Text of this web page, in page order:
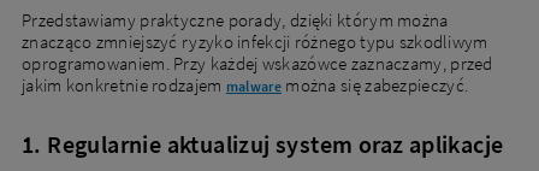
Przedstawiamy praktyczne porady, dzięki którym można
znacząco zmniejszyć ryzyko infekcji różnego typu szkodliwym
oprogramowaniem. Przy każdej wskazówce zaznaczamy, przed
jakim konkretnie rodzajem malwaremożna się zabezpieczyć.
1. Regularnie aktualizuj system oraz aplikacje